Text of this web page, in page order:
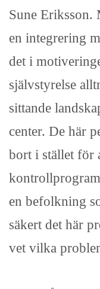
Sune Eriksson.
en integrering
det i
självstyrelse
sittande
center. De här
bort i stället för
en befolkning
säkert det här
vet vilka